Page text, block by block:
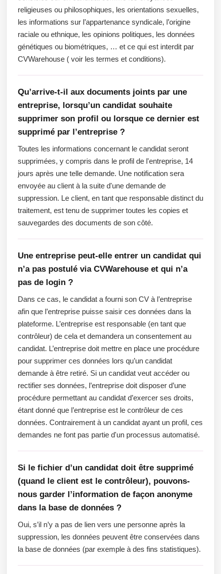
religieuses ou philosophiques, les orientations sexuelles,
les informations sur l’appartenance syndicale, l’origine
raciale ou ethnique, les opinions politiques, les données
génétiques ou biométriques, … et ce qui est interdit par
CVWarehouse ( voir les termes et conditions).
Qu’arrive-t-il aux documents joints par une
entreprise, lorsqu’un candidat souhaite
supprimer son profil ou lorsque ce dernier est
supprimé par l’entreprise ?
Toutes les informations concernant le candidat seront
supprimées, y compris dans le profil de l'entreprise, 14
jours après une telle demande. Une notification sera
envoyée au client à la suite d'une demande de
suppression. Le client, en tant que responsable distinct du
traitement, est tenu de supprimer toutes les copies et
sauvegardes des documents de son côté.
Une entreprise peut-elle entrer un candidat qui
n’a pas postulé via CVWarehouse et qui n’a
pas de login ?
Dans ce cas, le candidat a fourni son CV à l’entreprise
afin que l’entreprise puisse saisir ces données dans la
plateforme. L’entreprise est responsable (en tant que
contrôleur) de cela et demandera un consentement au
candidat. L’entreprise doit mettre en place une procédure
pour supprimer ces données lors qu’un candidat
demande à être retiré. Si un candidat veut accéder ou
rectifier ses données, l’entreprise doit disposer d’une
procédure permettant au candidat d’exercer ses droits,
étant donné que l’entreprise est le contrôleur de ces
données. Contrairement à un candidat ayant un profil, ces
demandes ne font pas partie d'un processus automatisé.
Si le fichier d’un candidat doit être supprimé
(quand le client est le contrôleur), pouvons-
nous garder l’information de façon anonyme
dans la base de données ?
Oui, s’il n’y a pas de lien vers une personne après la
suppression, les données peuvent être conservées dans
la base de données (par exemple à des fins statistiques).